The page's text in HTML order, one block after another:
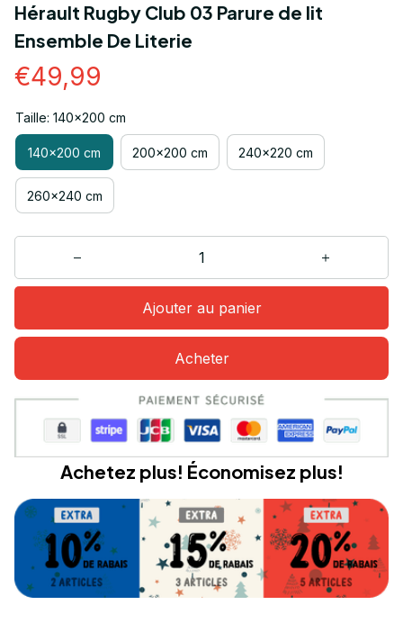
Hérault Rugby Club 03 Parure de lit
Ensemble De Literie
€49,99
Taille: 140x200 cm
140x200 cm 200x200 cm 240x220 cm
260x240 cm
Ajouter au panier
Acheter
Achetez plus! Économisez plus!